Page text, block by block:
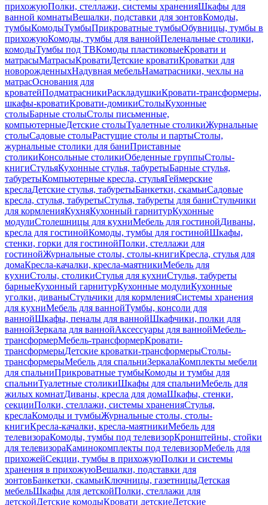
прихожуюПолки, стеллажи, системы храненияШкафы для
ванной комнатыВешалки, подставки для зонтовКомоды,
тумбыКомодыТумбыПрикроватные тумбыОбувницы, тумбы в
прихожуюКомоды, тумбы для ваннойПеленальные столики,
комодыТумбы под ТВКомоды пластиковыеКровати и
матрасыМатрасыКроватиДетские кроватиКроватки для
новорожденныхНадувная мебельНаматрасники, чехлы на
матрасОснования для
кроватейПодматрасникиРаскладушкиКровати-трансформеры,
шкафы-кроватиКровати-домикиСтолыКухонные
столыБарные столыСтолы письменные,
компьютерныеДетские столыТуалетные столикиЖурнальные
столыСадовые столыРастущие столы и партыСтолы,
журнальные столики для баниПриставные
столикиКонсольные столикиОбеденные группыСтолы-
книгиСтульяКухонные стулья, табуретыБарные стулья,
табуретыКомпьютерные кресла, стульяГеймерские
креслаДетские стулья, табуретыБанкетки, скамьиСадовые
кресла, стулья, табуретыСтулья, табуреты для баниСтульчики
для кормленияКухняКухонный гарнитурКухонные
модулиСтолешницы для кухниМебель для гостинойДиваны,
кресла для гостинойКомоды, тумбы для гостинойШкафы,
стенки, горки для гостинойПолки, стеллажи для
гостинойЖурнальные столы, столы-книгиКресла, стулья для
домаКресла-качалки, кресла-маятникиМебель для
кухниСтолы, столикиСтулья для кухниСтулья, табуреты
барныеКухонный гарнитурКухонные модулиКухонные
уголки, диваныСтульчики для кормленияСистемы хранения
для кухниМебель для ваннойТумбы, консоли для
ваннойШкафы, пеналы для ваннойШкафчики, полки для
ваннойЗеркала для ваннойАксессуары для ваннойМебель-
трансформерМебель-трансформерКровати-
трансформерыДетские кроватки-трансформерыСтолы-
трансформерыМебель для спальниЗеркалаКомплекты мебели
для спальниПрикроватные тумбыКомоды и тумбы для
спальниТуалетные столикиШкафы для спальниМебель для
жилых комнатДиваны, кресла для домаШкафы, стенки,
секцииПолки, стеллажи, системы храненияСтулья,
креслаКомоды и тумбыЖурнальные столы, столы-
книгиКресла-качалки, кресла-маятникиМебель для
телевизораКомоды, тумбы под телевизорКронштейны, стойки
для телевизораКаминокомплекты под телевизорМебель для
прихожейСекции, тумбы в прихожуюПолки и системы
хранения в прихожуюВешалки, подставки для
зонтовБанкетки, скамьиКлючницы, газетницыДетская
мебельШкафы для детскойПолки, стеллажи для
детскойДетские комодыКровати детскиеДетские